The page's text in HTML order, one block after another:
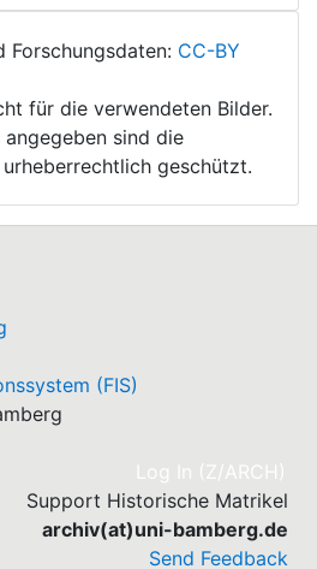
Forschungsdaten: CC-BY
für die verwendeten Bilder.
sind die
geschützt.
(FIS)
Log In (Z/ARCH)
Support Historische Matrikel
archiv(at)uni-bamberg.de
Send Feedback